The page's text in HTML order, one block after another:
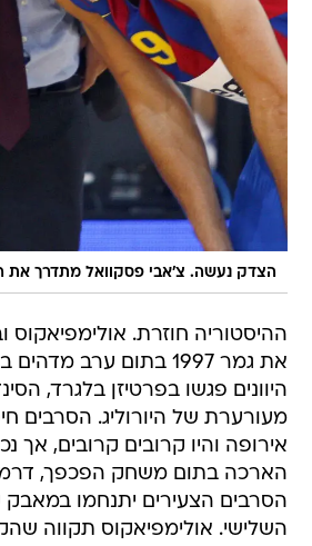
הצדק נעשה. צ'אבי פסקוואל מתדרך את
ההיסטוריה חוזרת. אולימפיאקוס
את גמר 1997 בתום ערב
היוונים פגשו בפרטיזן בלגרד,
מעורערת של היורוליג. הסרבים
הארכה בתום משחק הפכפך,
הסרבים הצעירים יתנחמו
השלישי. אולימפיאקוס תקווה